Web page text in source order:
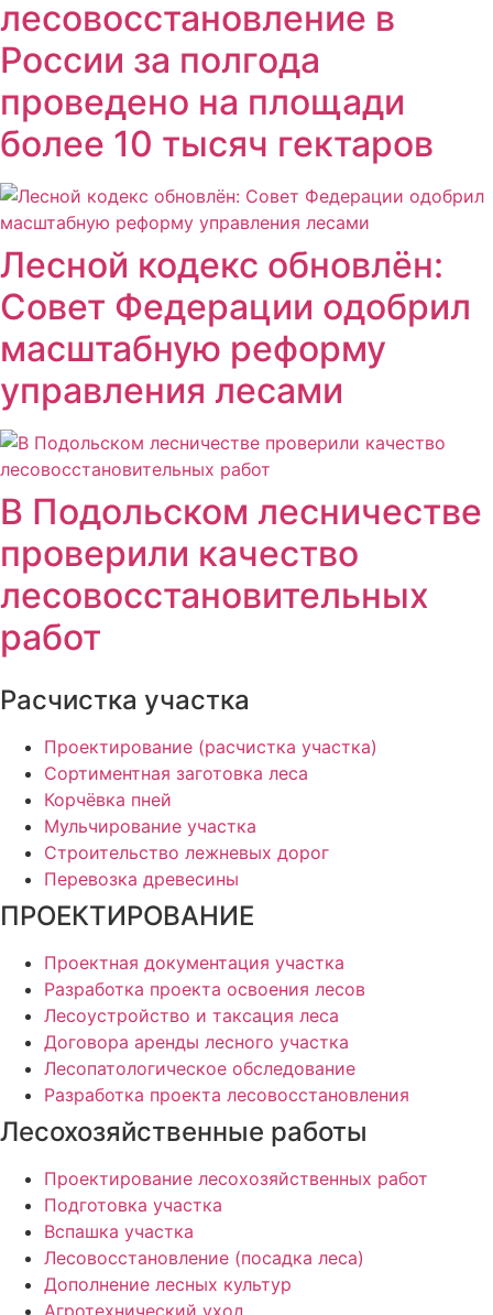
лесовосстановление в
России за полгода
проведено на площади
более 10 тысяч гектаров
Лесной кодекс обновлён:
Совет Федерации одобрил
масштабную реформу
управления лесами
В Подольском лесничестве
проверили качество
лесовосстановительных
работ
Расчистка участка
Проектирование (расчистка участка)
Сортиментная заготовка леса
Корчёвка пней
Мульчирование участка
Строительство лежневых дорог
Перевозка древесины
ПРОЕКТИРОВАНИЕ
Проектная документация участка
Разработка проекта освоения лесов
Лесоустройство и таксация леса
Договора аренды лесного участка
Лесопатологическое обследование
Разработка проекта лесовосстановления
Лесохозяйственные работы
Проектирование лесохозяйственных работ
Подготовка участка
Вспашка участка
Лесовосстановление (посадка леса)
Дополнение лесных культур
Агротехнический уход